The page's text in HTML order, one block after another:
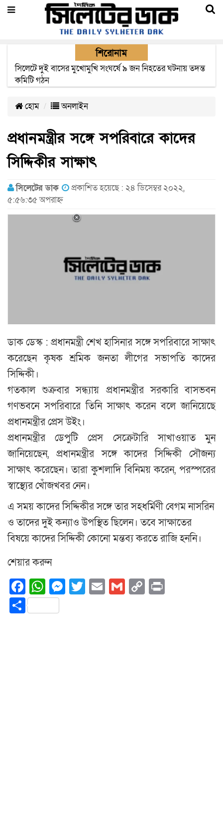
শিরোনাম
সিলেটে সড়ক দুর্ঘটনায় নিহতদের পরিবার পাচ্ছে ৫ লাখ টাকা করে
সরকারি অনুদান
হোম অনলাইন
প্রধানমন্ত্রীর সঙ্গে সপরিবারে কাদের
সিদ্দিকীর সাক্ষাৎ
সিলেটের ডাক
প্রকাশিত হয়েছে : ২৪ ডিসেম্বর ২০২২,
৫:৫৬:৩৫ অপরাহ্ন
ডাক ডেস্ক : প্রধানমন্ত্রী শেখ হাসিনার সঙ্গে সপরিবারে সাক্ষাৎ
করেছেন কৃষক শ্রমিক জনতা লীগের সভাপতি কাদের
সিদ্দিকী।
গতকাল শুক্রবার সন্ধ্যায় প্রধানমন্ত্রীর সরকারি বাসভবন
গণভবনে সপরিবারে তিনি সাক্ষাৎ করেন বলে জানিয়েছে
প্রধানমন্ত্রীর প্রেস উইং।
প্রধানমন্ত্রীর ডেপুটি প্রেস সেক্রেটারি সাখাওয়াত মুন
জানিয়েছেন, প্রধানমন্ত্রীর সঙ্গে কাদের সিদ্দিকী সৌজন্য
সাক্ষাৎ করেছেন। তারা কুশলাদি বিনিময় করেন, পরস্পরের
স্বাস্থ্যের খোঁজখবর নেন।
এ সময় কাদের সিদ্দিকীর সঙ্গে তার সহধর্মিণী বেগম নাসরিন
ও তাদের দুই কন্যাও উপস্থিত ছিলেন। তবে সাক্ষাতের
বিষয়ে কাদের সিদ্দিকী কোনো মন্তব্য করতে রাজি হননি।
শেয়ার করুন
Facebook
WhatsApp
Messenger
Twitter
EmailGmail
Copy
Share